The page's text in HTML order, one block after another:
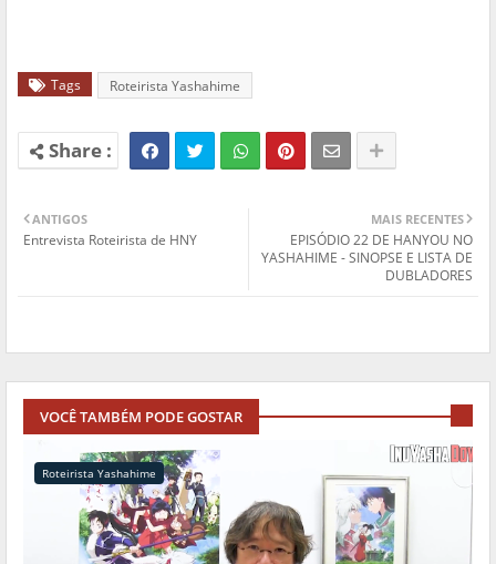
Tags Roteirista Yashahime
MAIS RECENTES
EPISÓDIO 22 DE HANYOU NO
YASHAHIME - SINOPSE E LISTA DE
DUBLADORES
ANTIGOS
Entrevista Roteirista de HNY
VOCÊ TAMBÉM PODE GOSTAR
Roteirista Yashahime